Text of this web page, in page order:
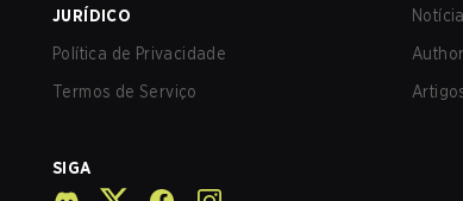
JURÍDICO
Política de Privacidade
Termos de Serviço
SIGA